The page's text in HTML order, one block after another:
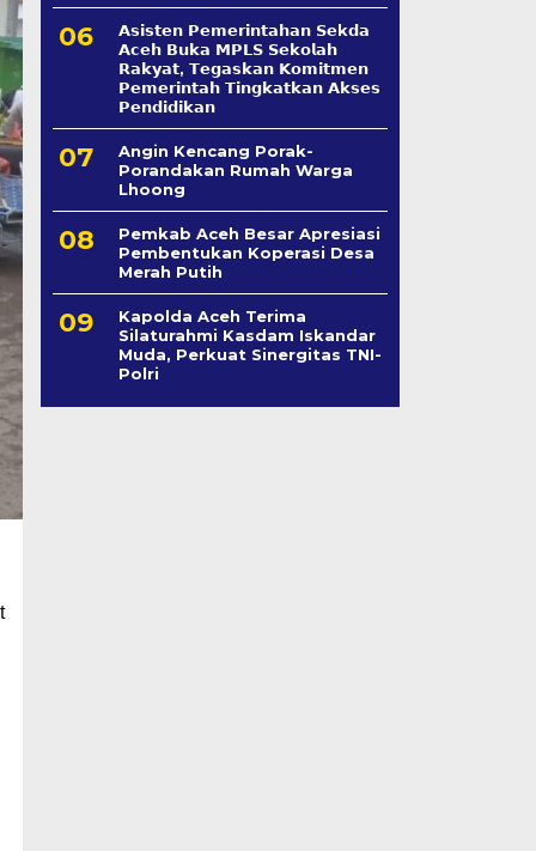
𝗔𝘀𝗶𝘀𝘁𝗲𝗻 𝗣𝗲𝗺𝗲𝗿𝗶𝗻𝘁𝗮𝗵𝗮𝗻 𝗦𝗲k𝗱𝗮
𝗔𝗰𝗲𝗵 𝗕𝘂𝗸𝗮 𝗠𝗣𝗟𝗦 𝗦𝗲𝗸𝗼𝗹𝗮𝗵
𝗥𝗮𝗸𝘆𝗮𝘁, 𝗧𝗲𝗴𝗮𝘀𝗸𝗮𝗻 𝗞𝗼𝗺𝗶𝘁𝗺𝗲𝗻
𝗣𝗲𝗺𝗲𝗿𝗶𝗻𝘁𝗮𝗵 𝗧𝗶𝗻𝗴𝗸𝗮𝘁𝗸𝗮𝗻 𝗔𝗸𝘀𝗲𝘀
𝗣𝗲𝗻𝗱𝗶𝗱𝗶𝗸𝗮𝗻
Angin Kencang Porak-
Porandakan Rumah Warga
Lhoong
Pemkab Aceh Besar Apresiasi
Pembentukan Koperasi Desa
Merah Putih
Kapolda Aceh Terima
Silaturahmi Kasdam Iskandar
Muda, Perkuat Sinergitas TNI-
Polri